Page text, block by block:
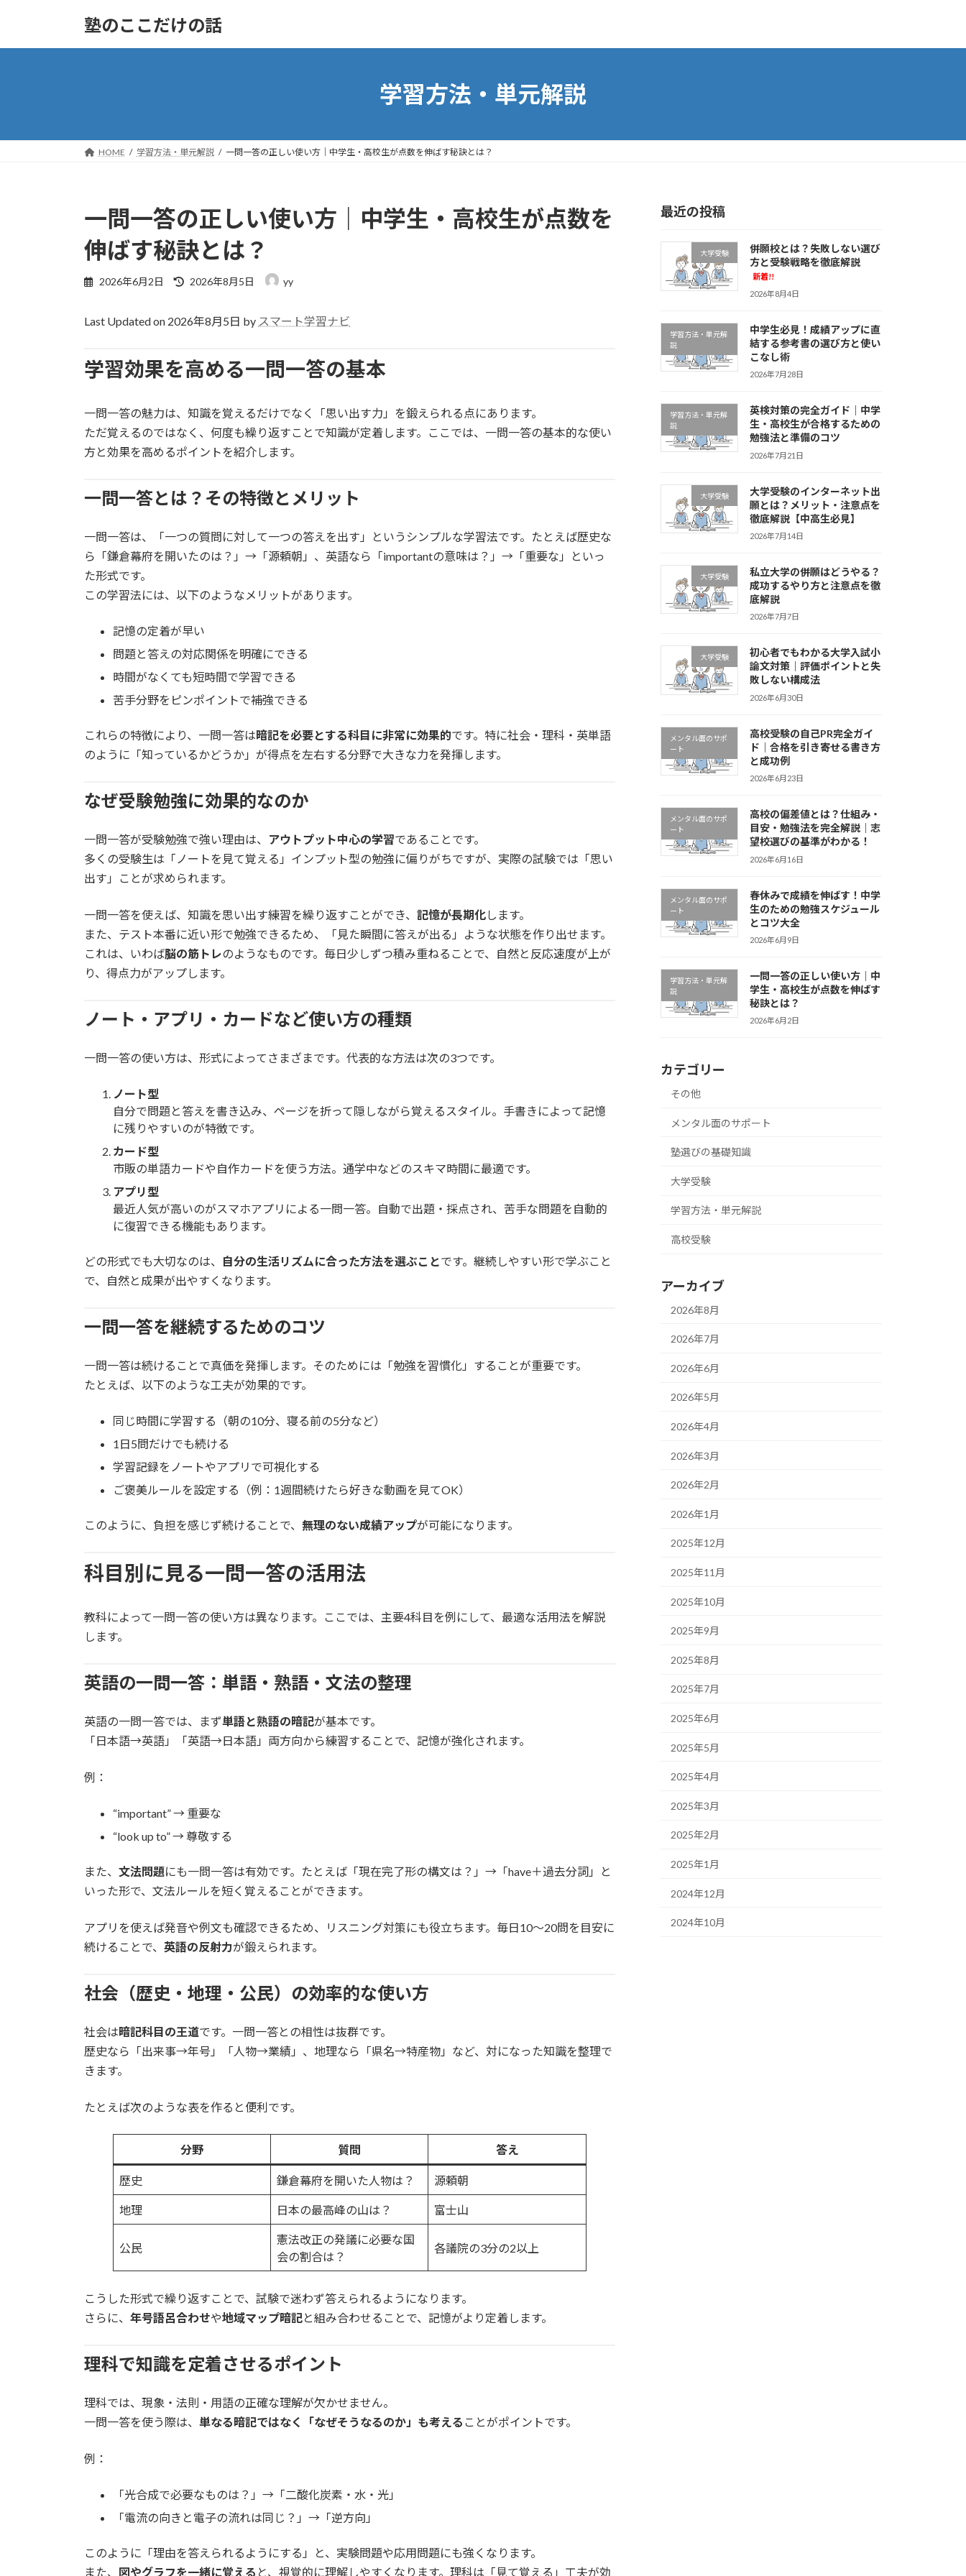
塾のここだけの話
学習方法・単元解説
HOME 学習方法・単元解説 一問一答の正しい使い方｜中学生・高校生が点数を伸ばす秘訣とは？
一問一答の正しい使い方｜中学生・高校生が点数を
伸ばす秘訣とは？
2026年6月2日
最
新
:
2026年8月5日 yy
Last Updated on 2026年8月5日 by スマート学習ナビ
学習効果を高める一問一答の基本
一問一答の魅力は、知識を覚えるだけでなく「思い出す力」を鍛えられる点にあります。
ただ覚えるのではなく、何度も繰り返すことで知識が定着します。ここでは、一問一答の基本的な使い
方と効果を高めるポイントを紹介します。
一問一答とは？その特徴とメリット
一問一答は、「一つの質問に対して一つの答えを出す」というシンプルな学習法です。たとえば歴史な
ら「鎌倉幕府を開いたのは？」→「源頼朝」、英語なら「importantの意味は？」→「重要な」といっ
た形式です。
この学習法には、以下のようなメリットがあります。
記憶の定着が早い
問題と答えの対応関係を明確にできる
時間がなくても短時間で学習できる
苦手分野をピンポイントで補強できる
これらの特徴により、一問一答は暗記を必要とする科目に非常に効果的です。特に社会・理科・英単語
のように「知っているかどうか」が得点を左右する分野で大きな力を発揮します。
なぜ受験勉強に効果的なのか
一問一答が受験勉強で強い理由は、 アウトプット中心の学習であることです。
多くの受験生は「ノートを見て覚える」インプット型の勉強に偏りがちですが、実際の試験では「思い
出す」ことが求められます。
一問一答を使えば、知識を思い出す練習を繰り返すことができ、 記憶が長期化します。
また、テスト本番に近い形で勉強できるため、「見た瞬間に答えが出る」ような状態を作り出せます。
これは、いわば脳の筋トレのようなものです。毎日少しずつ積み重ねることで、自然と反応速度が上が
り、得点力がアップします。
ノート・アプリ・カードなど使い方の種類
一問一答の使い方は、形式によってさまざまです。代表的な方法は次の3つです。
ノート型
自分で問題と答えを書き込み、ページを折って隠しながら覚えるスタイル。手書きによって記憶
に残りやすいのが特徴です。
カード型
市販の単語カードや自作カードを使う方法。通学中などのスキマ時間に最適です。
アプリ型
最近人気が高いのがスマホアプリによる一問一答。自動で出題・採点され、苦手な問題を自動的
に復習できる機能もあります。
どの形式でも大切なのは、 自分の生活リズムに合った方法を選ぶことです。継続しやすい形で学ぶこと
で、自然と成果が出やすくなります。
一問一答を継続するためのコツ
一問一答は続けることで真価を発揮します。そのためには「勉強を習慣化」することが重要です。
たとえば、以下のような工夫が効果的です。
同じ時間に学習する（朝の10分、寝る前の5分など）
1日5問だけでも続ける
学習記録をノートやアプリで可視化する
ご褒美ルールを設定する（例：1週間続けたら好きな動画を見てOK）
このように、負担を感じず続けることで、 無理のない成績アップが可能になります。
科目別に見る一問一答の活用法
教科によって一問一答の使い方は異なります。ここでは、主要4科目を例にして、最適な活用法を解説
します。
英語の一問一答：単語・熟語・文法の整理
英語の一問一答では、まず単語と熟語の暗記が基本です。
「日本語→英語」「英語→日本語」両方向から練習することで、記憶が強化されます。
例：
“important” → 重要な
“look up to” → 尊敬する
また、 文法問題にも一問一答は有効です。たとえば「現在完了形の構文は？」→「have＋過去分詞」と
いった形で、文法ルールを短く覚えることができます。
アプリを使えば発音や例文も確認できるため、リスニング対策にも役立ちます。毎日10〜20問を目安に
続けることで、 英語の反射力が鍛えられます。
社会（歴史・地理・公民）の効率的な使い方
社会は暗記科目の王道です。一問一答との相性は抜群です。
歴史なら「出来事→年号」「人物→業績」、地理なら「県名→特産物」など、対になった知識を整理で
きます。
たとえば次のような表を作ると便利です。
分野 質問 答え
歴史 鎌倉幕府を開いた人物は？ 源頼朝
地理 日本の最高峰の山は？ 富士山
公民
憲法改正の発議に必要な国
会の割合は？
各議院の3分の2以上
こうした形式で繰り返すことで、試験で迷わず答えられるようになります。
さらに、 年号語呂合わせや地域マップ暗記と組み合わせることで、記憶がより定着します。
理科で知識を定着させるポイント
理科では、現象・法則・用語の正確な理解が欠かせません。
一問一答を使う際は、 単なる暗記ではなく「なぜそうなるのか」も考える ことがポイントです。
例：
「光合成で必要なものは？」→「二酸化炭素・水・光」
「電流の向きと電子の流れは同じ？」→「逆方向」
このように「理由を答えられるようにする」と、実験問題や応用問題にも強くなります。
また、 図やグラフを一緒に覚える と、視覚的に理解しやすくなります。理科は「見て覚える」工夫が効
最近の投稿
大学受験
併願校とは？失敗しない選び
方と受験戦略を徹底解説
新着!!
2026年8月4日
学習方法・単元解
説
中学生必見！成績アップに直
結する参考書の選び方と使い
こなし術
2026年7月28日
学習方法・単元解
説
英検対策の完全ガイド｜中学
生・高校生が合格するための
勉強法と準備のコツ
2026年7月21日
大学受験
大学受験のインターネット出
願とは？メリット・注意点を
徹底解説【中高生必見】
2026年7月14日
大学受験
私立大学の併願はどうやる？
成功するやり方と注意点を徹
底解説
2026年7月7日
大学受験
初心者でもわかる大学入試小
論文対策｜評価ポイントと失
敗しない構成法
2026年6月30日
メンタル面のサポ
ート
高校受験の自己PR完全ガイ
ド｜合格を引き寄せる書き方
と成功例
2026年6月23日
メンタル面のサポ
ート
高校の偏差値とは？仕組み・
目安・勉強法を完全解説｜志
望校選びの基準がわかる！
2026年6月16日
メンタル面のサポ
ート
春休みで成績を伸ばす！中学
生のための勉強スケジュール
とコツ大全
2026年6月9日
学習方法・単元解
説
一問一答の正しい使い方｜中
学生・高校生が点数を伸ばす
秘訣とは？
2026年6月2日
カテゴリー
その他
メンタル面のサポート
塾選びの基礎知識
大学受験
学習方法・単元解説
高校受験
アーカイブ
2026年8月
2026年7月
2026年6月
2026年5月
2026年4月
2026年3月
2026年2月
2026年1月
2025年12月
2025年11月
2025年10月
2025年9月
2025年8月
2025年7月
2025年6月
2025年5月
2025年4月
2025年3月
2025年2月
2025年1月
2024年12月
2024年10月